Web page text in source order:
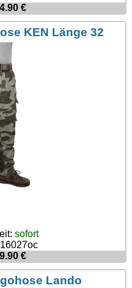
€
KEN Länge 32
sofort
€
Lando